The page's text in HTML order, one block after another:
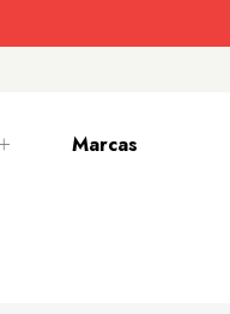
Marcas